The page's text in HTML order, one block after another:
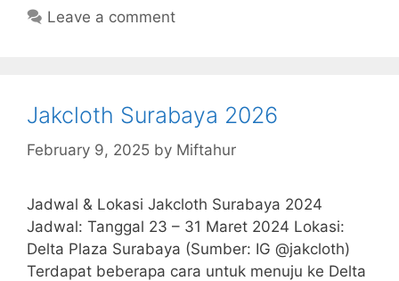
Leave a comment
Jakcloth Surabaya 2026
February 9, 2025 by Miftahur
Jadwal & Lokasi Jakcloth Surabaya 2024
Jadwal: Tanggal 23 – 31 Maret 2024 Lokasi:
Delta Plaza Surabaya (Sumber: IG @jakcloth)
Terdapat beberapa cara untuk menuju ke Delta